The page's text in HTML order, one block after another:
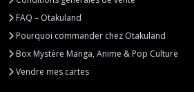
FAQ – Otakuland
Pourquoi commander chez Otakuland
Box Mystère Manga, Anime & Pop Culture
Vendre mes cartes